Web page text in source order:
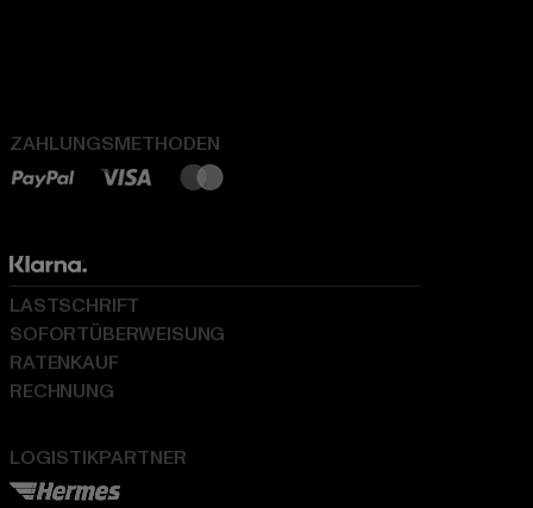
ZAHLUNGSMETHODEN
LOGISTIKPARTNER
LASTSCHRIFT
SOFORTÜBERWEISUNG
RATENKAUF
RECHNUNG